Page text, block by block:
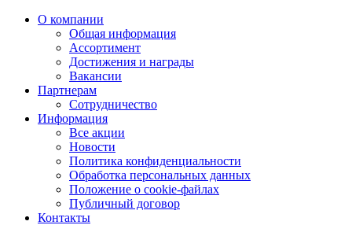
О компании
Общая информация
Ассортимент
Достижения и награды
Вакансии
Партнерам
Сотрудничество
Информация
Все акции
Новости
Политика конфиденциальности
Обработка персональных данных
Положение о cookie-файлах
Публичный договор
Контакты